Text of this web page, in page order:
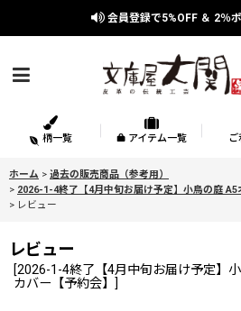
会員登録で5%OFF ＆ 2％
柄一覧 アイテム一覧 ご
ホーム > 過去の販売商品（参考用）
> 2026-1-4終了【4月中旬お届け予定】小鳥の庭 A5
> レビュー
レビュー
[2026-1-4終了【4月中旬お届け予定】
カバー【予約会】 ]